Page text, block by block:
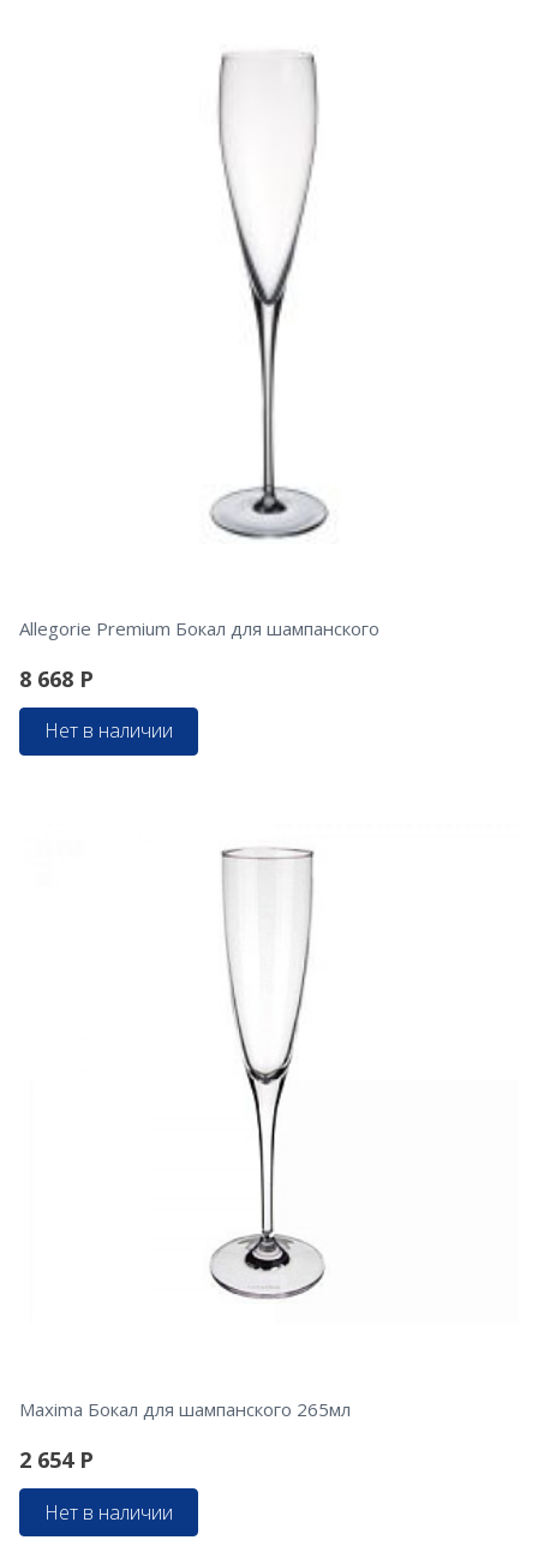
Allegorie Premium Бокал для шампанского
8 668 Р
Нет в наличии
Maxima Бокал для шампанского 265мл
2 654 Р
Нет в наличии